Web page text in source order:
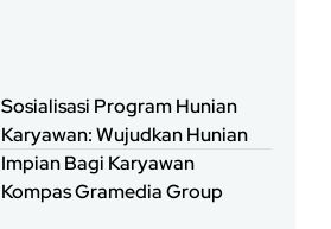
Sosialisasi Program Hunian
Karyawan: Wujudkan Hunian
Impian Bagi Karyawan
Kompas Gramedia Group